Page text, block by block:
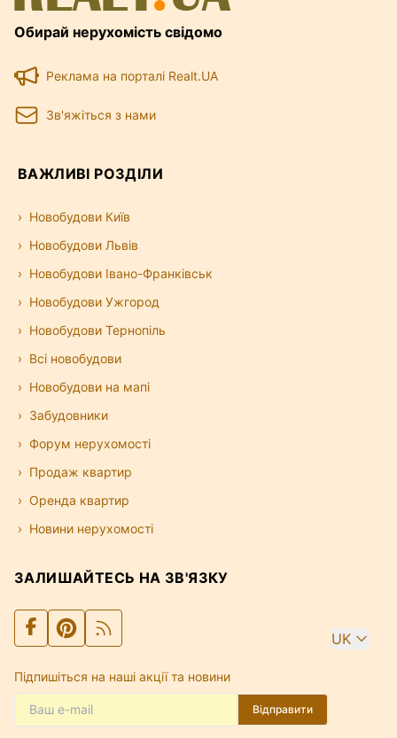
Обирай нерухомість свідомо
Реклама на порталі Realt.UA
Зв'яжіться з нами
ВАЖЛИВІ РОЗДІЛИ
Новобудови Київ
Новобудови Львів
Новобудови Івано-Франківськ
Новобудови Ужгород
Новобудови Тернопіль
Всі новобудови
Новобудови на мапі
Забудовники
Форум нерухомості
Продаж квартир
Оренда квартир
Новини нерухомості
ЗАЛИШАЙТЕСЬ НА ЗВ'ЯЗКУ
UK
Підпишіться на наші акції та новини
Відправити